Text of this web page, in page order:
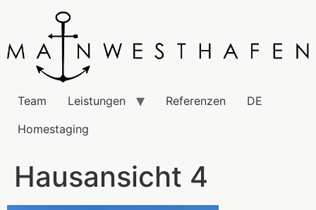
Team Leistungen Referenzen
DE
Homestaging
Hausansicht 4